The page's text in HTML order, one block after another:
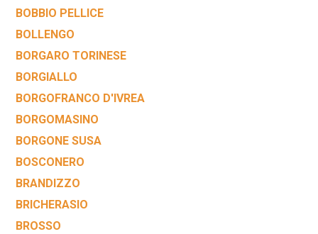
BOBBIO PELLICE
BOLLENGO
BORGARO TORINESE
BORGIALLO
BORGOFRANCO D'IVREA
BORGOMASINO
BORGONE SUSA
BOSCONERO
BRANDIZZO
BRICHERASIO
BROSSO